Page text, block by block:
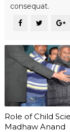
consequat.
Role of Child
Madhaw Anand